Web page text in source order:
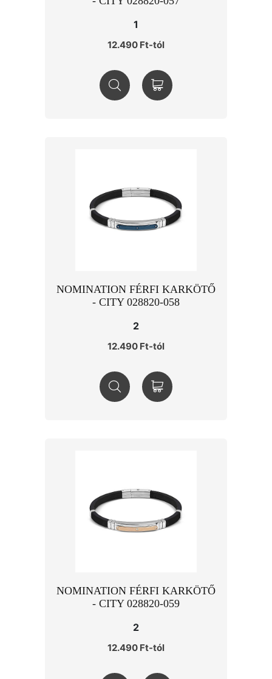
1
12.490 Ft-tól
NOMINATION FÉRFI KARKÖTŐ
- CITY 028820-058
2
12.490 Ft-tól
NOMINATION FÉRFI KARKÖTŐ
- CITY 028820-059
2
12.490 Ft-tól